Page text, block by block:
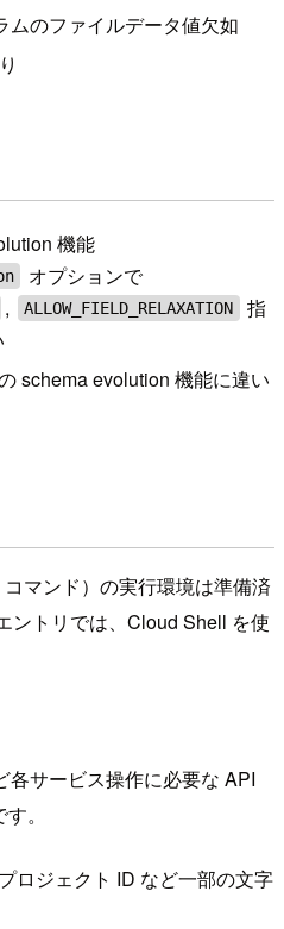
のファイルデータ値欠如
機能
オプションで
, ALLOW_FIELD_RELAXATION
指
schema evolution 機能に違い
マンド）の実行環境は準備済
ントリでは、Cloud Shell を使
各サービス操作に必要な API
。
ロジェクト ID など一部の文字